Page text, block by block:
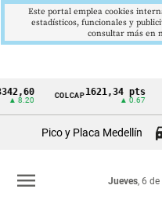
Cintillo
Colombia
COLCAP1621,34 pts USD/
Pico y Placa Medellín
Jueves, 6
menu
Este portal emplea cookies
estadísticos, funcionales y
consultar más en